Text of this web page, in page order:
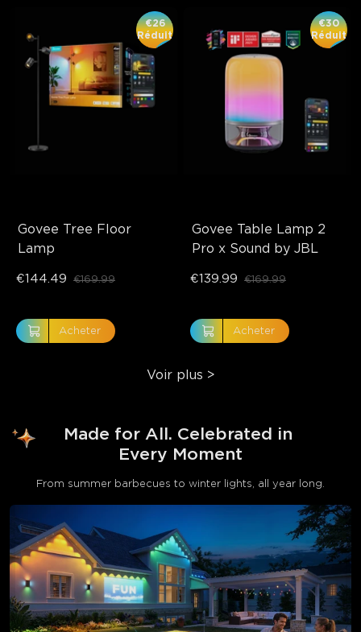
Govee Tree Floor
Lamp
€26
Réduit
€144.49 €169.99
Acheter
Govee Table Lamp 2
Pro x Sound by JBL
€30
Réduit
€139.99 €169.99
Acheter
Voir plus >
Made for All. Celebrated in
Every Moment
From summer barbecues to winter lights, all year long.